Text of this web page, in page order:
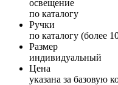
освещение
по каталогу
Ручки
по каталогу (более
Размер
индивидуальный
Цена
указана за базовую